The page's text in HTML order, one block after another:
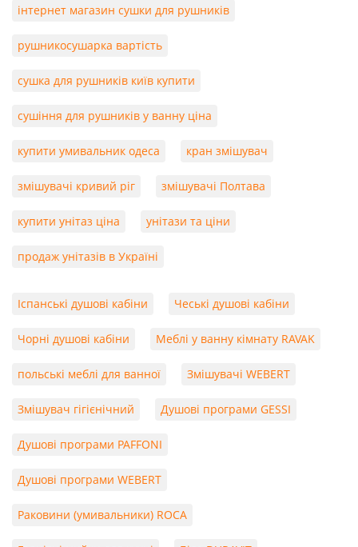
інтернет магазин сушки для рушників
рушникосушарка вартість
сушка для рушників київ купити
сушіння для рушників у ванну ціна
купити умивальник одеса кран змішувач
змішувачі кривий ріг змішувачі Полтава
купити унітаз ціна унітази та ціни
продаж унітазів в Україні
Іспанські душові кабіни Чеські душові кабіни
Чорні душові кабіни Меблі у ванну кімнату RAVAK
польські меблі для ванної Змішувачі WEBERT
Змішувач гігієнічний Душові програми GESSI
Душові програми PAFFONI
Душові програми WEBERT
Раковини (умивальники) ROCA